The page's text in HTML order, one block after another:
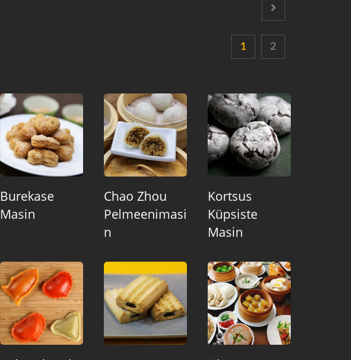
1 2
Burekase
Masin
Chao Zhou
Pelmeenimasi
N
Kortsus
Küpsiste
Masin